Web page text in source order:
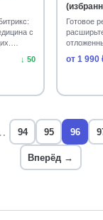
Региональность
Карты
товары
2 ТСЖ,
1 Товары
с
↓ 50
PDF)
Готовое
ссылок и
от 1 990
94 95 96
Вперёд →